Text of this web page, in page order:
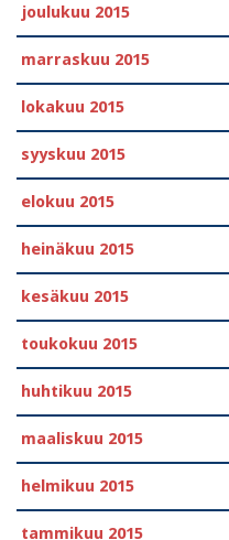
joulukuu 2015
marraskuu 2015
lokakuu 2015
syyskuu 2015
elokuu 2015
heinäkuu 2015
kesäkuu 2015
toukokuu 2015
huhtikuu 2015
maaliskuu 2015
helmikuu 2015
tammikuu 2015